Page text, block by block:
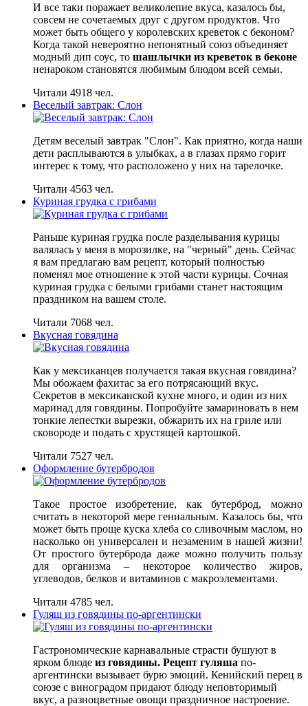
И все таки поражает великолепие вкуса, казалось бы,
совсем не сочетаемых друг с другом продуктов. Что
может быть общего у королевских креветок с беконом?
Когда такой невероятно непонятный союз объединяет
модный дип соус, то шашлычки из креветок в беконе
ненароком становятся любимым блюдом всей семьи.
Читали 4918 чел.
Веселый завтрак: Слон
Детям веселый завтрак "Слон". Как приятно, когда наши
дети расплываются в улыбках, а в глазах прямо горит
интерес к тому, что расположено у них на тарелочке.
Читали 4563 чел.
Куриная грудка с грибами
Раньше куриная грудка после разделывания курицы
валялась у меня в морозилке, на "черный" день. Сейчас
я вам предлагаю вам рецепт, который полностью
поменял мое отношение к этой части курицы. Сочная
куриная грудка с белыми грибами станет настоящим
праздником на вашем столе.
Читали 7068 чел.
Вкусная говядина
Как у мексиканцев получается такая вкусная говядина?
Мы обожаем фахитас за его потрясающий вкус.
Секретов в мексиканской кухне много, и один из них
маринад для говядины. Попробуйте замариновать в нем
тонкие лепестки вырезки, обжарить их на гриле или
сковороде и подать с хрустящей картошкой.
Читали 7527 чел.
Оформление бутербродов
Такое простое изобретение, как бутерброд, можно
считать в некоторой мере гениальным. Казалось бы, что
может быть проще куска хлеба со сливочным маслом, но
насколько он универсален и незаменим в нашей жизни!
От простого бутерброда даже можно получить пользу
для организма – некоторое количество жиров,
углеводов, белков и витаминов с макроэлементами.
Читали 4785 чел.
Гуляш из говядины по-аргентински
Гастрономические карнавальные страсти бушуют в
ярком блюде из говядины. Рецепт гуляша по-
аргентински вызывает бурю эмоций. Кенийский перец в
союзе с виноградом придают блюду неповторимый
вкус, а разноцветные овощи праздничное настроение.